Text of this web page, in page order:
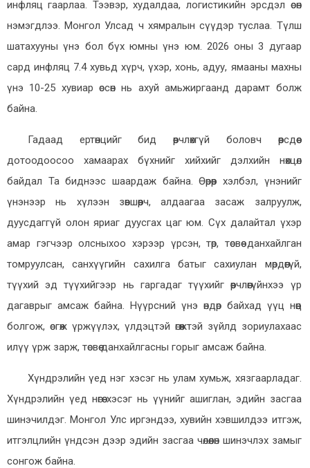
инфляц гаарлаа. Тээвэр, худалдаа, логистикийн эрсдэл өсөн
нэмэгдлээ. Монгол Улсад ч хямралын сүүдэр туслаа. Түлш
шатахууны үнэ бол бүх юмны үнэ юм. 2026 оны 3 дугаар
сард инфляц 7.4 хувьд хүрч, үхэр, хонь, адуу, ямааны махны
үнэ 10-25 хувиар өссөн нь ахуй амьжиргаанд дарамт болж
байна.
Гадаад ертөнцийг бид өөрчлөхгүй боловч өөрсдөөсөө
дотоодоосоо хамаарах бүхнийг хийхийг дэлхийн нөхцөл
байдал Та биднээс шаардаж байна. Өөрөөр хэлбэл, үнэнийг
үнэнээр нь хүлээн зөвшөөрч, алдаагаа засаж залруулж,
дуусдаггүй олон яриаг дуусгах цаг юм. Сүх далайтал үхэр
амар гэгчээр олсныхоо хэрээр үрсэн, төр, төсвөө данхайлган
томруулсан, санхүүгийн сахилга батыг сахиулан мөрдөөгүй,
түүхий эд түүхийгээр нь гаргадаг түүхийг өөрчлөөгүйнхээ үр
дагаврыг амсаж байна. Нүүрсний үнэ өндөр байхад үүц нөөц
болгож, өсгөж үржүүлэх, үлдэцтэй өгөөжтэй зүйлд зориулахаас
илүү үрж зарж, төсвөө данхайлгасны горыг амсаж байна.
Хүндрэлийн үед нэг хэсэг нь улам хумьж, хязгаарладаг.
Хүндрэлийн үед нөгөө хэсэг нь үүнийг ашиглан, эдийн засгаа
шинэчилдэг. Монгол Улс иргэндээ, хувийн хэвшилдээ итгэж,
итгэлцлийн үндсэн дээр эдийн засгаа чөлөөлөн шинэчлэх замыг
сонгож байна.